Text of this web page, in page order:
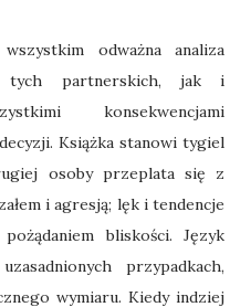
odważna analiza
tych partnerskich, jak i
konsekwencjami
Książka stanowi tygiel
osoby przeplata się z
i agresją; lęk i tendencje
bliskości. Język
przypadkach,
wymiaru. Kiedy indziej